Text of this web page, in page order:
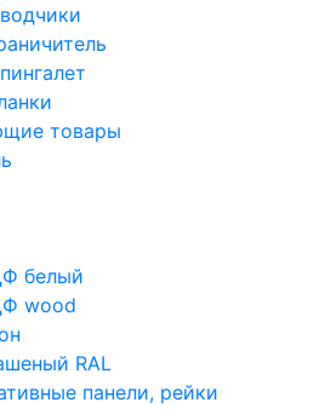
товары
белый
wood
RAL
панели, рейки